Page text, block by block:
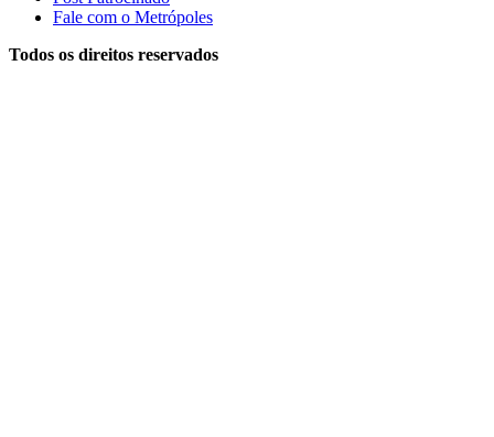
Fale com o Metrópoles
Todos os direitos reservados